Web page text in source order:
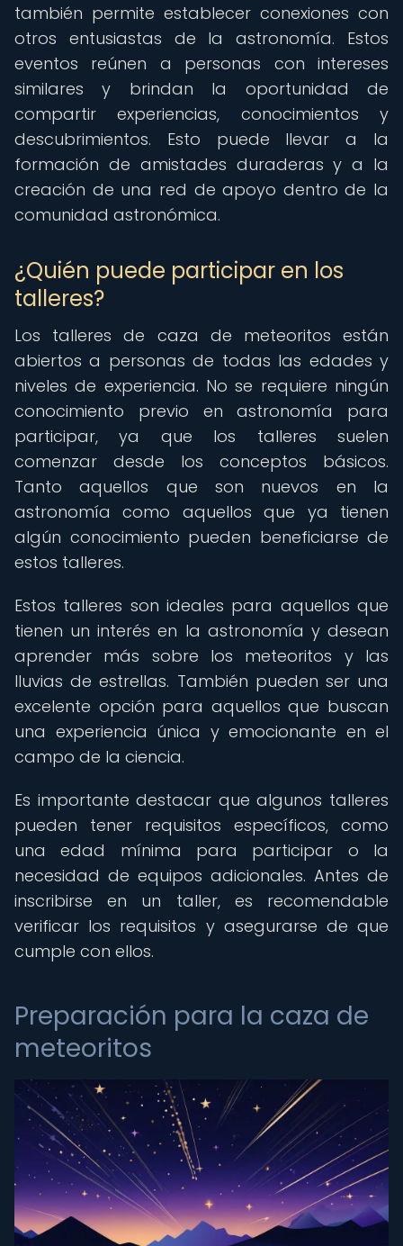
también permite establecer conexiones con
otros entusiastas de la astronomía. Estos
eventos reúnen a personas con intereses
similares y brindan la oportunidad de
compartir experiencias, conocimientos y
descubrimientos. Esto puede llevar a la
formación de amistades duraderas y a la
creación de una red de apoyo dentro de la
comunidad astronómica.
¿Quién puede participar en los
talleres?
Los talleres de caza de meteoritos están
abiertos a personas de todas las edades y
niveles de experiencia. No se requiere ningún
conocimiento previo en astronomía para
participar, ya que los talleres suelen
comenzar desde los conceptos básicos.
Tanto aquellos que son nuevos en la
astronomía como aquellos que ya tienen
algún conocimiento pueden beneficiarse de
estos talleres.
Estos talleres son ideales para aquellos que
tienen un interés en la astronomía y desean
aprender más sobre los meteoritos y las
lluvias de estrellas. También pueden ser una
excelente opción para aquellos que buscan
una experiencia única y emocionante en el
campo de la ciencia.
Es importante destacar que algunos talleres
pueden tener requisitos específicos, como
una edad mínima para participar o la
necesidad de equipos adicionales. Antes de
inscribirse en un taller, es recomendable
verificar los requisitos y asegurarse de que
cumple con ellos.
Preparación para la caza de
meteoritos